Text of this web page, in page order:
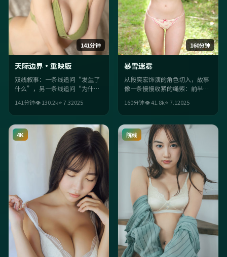
141分钟
天际边界·重映版
双线叙事：一条线追问“发生了
什么”，另一条线追问“为什么
汇，反转不炫技，但足够狠。
141分钟👁130.2k⭐7.32025
160分钟
暴雪迷雾
从段奕宏饰演的角色切入，故事
像一条慢慢收紧的绳索：前半段
然。喜欢强情绪落点的观众不会
失望。
160分钟👁41.8k⭐7.12025
4K 院线